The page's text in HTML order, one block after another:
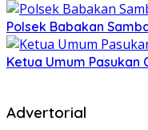
Polsek Babakan
Ketua Umum
Advertorial